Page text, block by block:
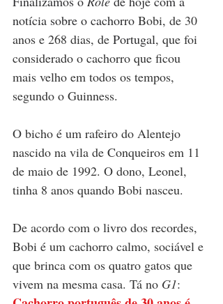
notícia sobre o cachorro Bobi, de 30
anos e 268 dias, de Portugal, que foi
considerado o cachorro que ficou
mais velho em todos os tempos,
segundo o Guinness.
O bicho é um rafeiro do Alentejo
nascido na vila de Conqueiros em 11
de maio de 1992. O dono, Leonel,
tinha 8 anos quando Bobi nasceu.
De acordo com o livro dos recordes,
Bobi é um cachorro calmo, sociável e
que brinca com os quatro gatos que
vivem na mesma casa. Tá no G1: